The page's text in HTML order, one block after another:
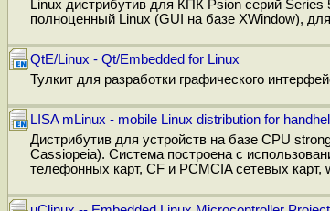
Linux дистрибутив для КПК Psion серий
полноценный Linux (GUI на базе XWindow),
QtE/Linux - Qt/Embedded for Linux
Тулкит для разработки графического
LISA mLinux - mobile Linux distribution for
Дистрибутив для устройств на базе CPU
Cassiopeia). Система построена с
телефонных карт, CF и PCMCIA сетевых